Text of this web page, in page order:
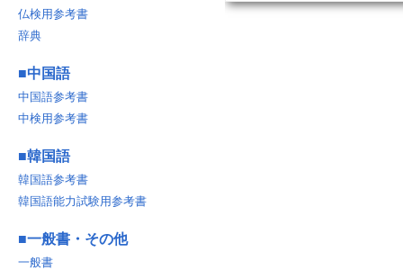
仏検用参考書
辞典
■中国語
中国語参考書
中検用参考書
■韓国語
韓国語参考書
韓国語能力試験用参考書
■一般書・その他
一般書